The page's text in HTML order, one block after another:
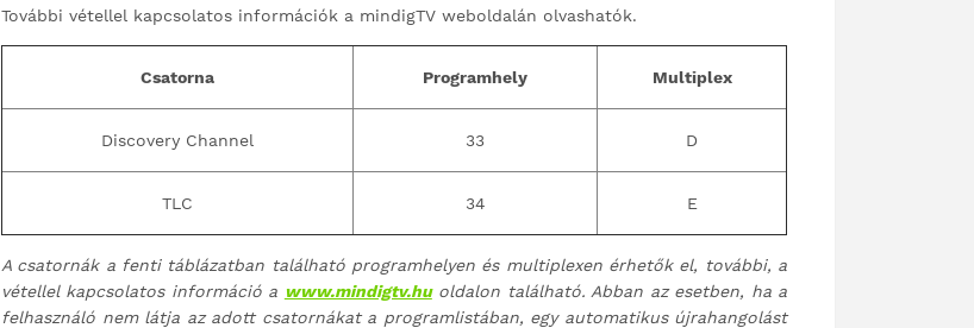
További vétellel kapcsolatos információk a mindigTV weboldalán olvashatók.
Csatorna Programhely Multiplex
Discovery Channel 33 D
TLC 34 E
A csatornák a fenti táblázatban található programhelyen és multiplexen érhetők el, további, a
vétellel kapcsolatos információ a www.mindigtv.huoldalon található. Abban az esetben, ha a
felhasználó nem látja az adott csatornákat a programlistában, egy automatikus újrahangolást